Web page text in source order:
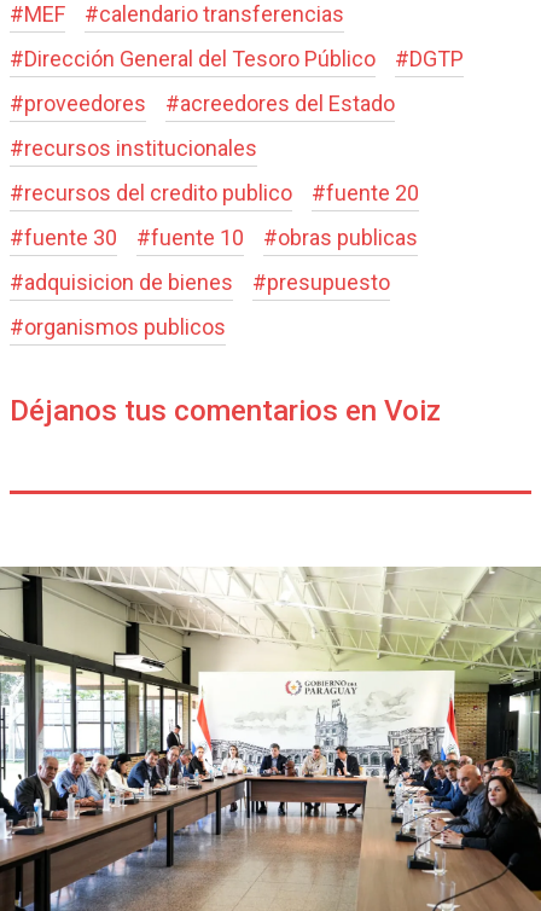
#MEF #calendario transferencias
#Dirección General del Tesoro Público #DGTP
#proveedores #acreedores del Estado
#recursos institucionales
#recursos del credito publico #fuente 20
#fuente 30 #fuente 10 #obras publicas
#adquisicion de bienes #presupuesto
#organismos publicos
Déjanos tus comentarios en Voiz